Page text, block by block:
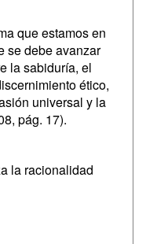
que estamos en
se debe avanzar
la sabiduría, el
ético,
universal y la
pág. 17).
la racionalidad